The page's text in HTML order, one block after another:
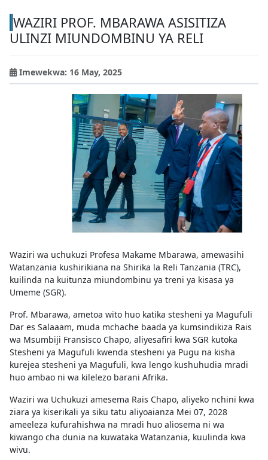
WAZIRI PROF. MBARAWA ASISITIZA
ULINZI MIUNDOMBINU YA RELI
Imewekwa: 16 May, 2025
Waziri wa uchukuzi Profesa Makame Mbarawa, amewasihi
Watanzania kushirikiana na Shirika la Reli Tanzania (TRC),
kuilinda na kuitunza miundombinu ya treni ya kisasa ya
Umeme (SGR).
Prof. Mbarawa, ametoa wito huo katika stesheni ya Magufuli
Dar es Salaaam, muda mchache baada ya kumsindikiza Rais
wa Msumbiji Fransisco Chapo, aliyesafiri kwa SGR kutoka
Stesheni ya Magufuli kwenda stesheni ya Pugu na kisha
kurejea stesheni ya Magufuli, kwa lengo kushuhudia mradi
huo ambao ni wa kilelezo barani Afrika.
Waziri wa Uchukuzi amesema Rais Chapo, aliyeko nchini kwa
ziara ya kiserikali ya siku tatu aliyoaianza Mei 07, 2028
ameeleza kufurahishwa na mradi huo aliosema ni wa
kiwango cha dunia na kuwataka Watanzania, kuulinda kwa
wivu.